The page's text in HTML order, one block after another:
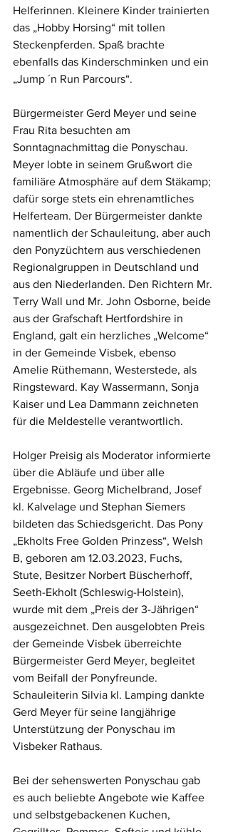
Helferinnen. Kleinere Kinder trainierten
das „Hobby Horsing“ mit tollen
Steckenpferden. Spaß brachte
ebenfalls das Kinderschminken und ein
„Jump ´n Run Parcours“.
Bürgermeister Gerd Meyer und seine
Frau Rita besuchten am
Sonntagnachmittag die Ponyschau.
Meyer lobte in seinem Grußwort die
familiäre Atmosphäre auf dem Stäkamp;
dafür sorge stets ein ehrenamtliches
Helferteam. Der Bürgermeister dankte
namentlich der Schauleitung, aber auch
den Ponyzüchtern aus verschiedenen
Regionalgruppen in Deutschland und
aus den Niederlanden. Den Richtern Mr.
Terry Wall und Mr. John Osborne, beide
aus der Grafschaft Hertfordshire in
England, galt ein herzliches „Welcome“
in der Gemeinde Visbek, ebenso
Amelie Rüthemann, Westerstede, als
Ringsteward. Kay Wassermann, Sonja
Kaiser und Lea Dammann zeichneten
für die Meldestelle verantwortlich.
Holger Preisig als Moderator informierte
über die Abläufe und über alle
Ergebnisse. Georg Michelbrand, Josef
kl. Kalvelage und Stephan Siemers
bildeten das Schiedsgericht. Das Pony
„Ekholts Free Golden Prinzess“, Welsh
B, geboren am 12.03.2023, Fuchs,
Stute, Besitzer Norbert Büscherhoff,
Seeth-Ekholt (Schleswig-Holstein),
wurde mit dem „Preis der 3-Jährigen“
ausgezeichnet. Den ausgelobten Preis
der Gemeinde Visbek überreichte
Bürgermeister Gerd Meyer, begleitet
vom Beifall der Ponyfreunde.
Schauleiterin Silvia kl. Lamping dankte
Gerd Meyer für seine langjährige
Unterstützung der Ponyschau im
Visbeker Rathaus.
Bei der sehenswerten Ponyschau gab
es auch beliebte Angebote wie Kaffee
und selbstgebackenen Kuchen,